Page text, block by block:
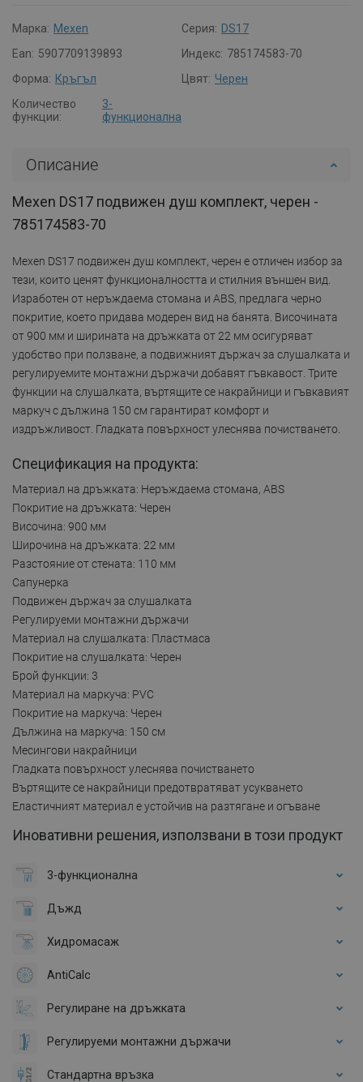
Марка: Mexen Серия: DS17
Ean: 5907709139893 Индекс: 785174583-70
Форма: Кръгъл Цвят: Черен
Количество
функции:
3-
функционална
Описание
Mexen DS17 подвижен душ комплект, черен -
785174583-70
Mexen DS17 подвижен душ комплект, черен е отличен избор за
тези, които ценят функционалността и стилния външен вид.
Изработен от неръждаема стомана и ABS, предлага черно
покритие, което придава модерен вид на банята. Височината
от 900 мм и ширината на дръжката от 22 мм осигуряват
удобство при ползване, а подвижният държач за слушалката и
регулируемите монтажни държачи добавят гъвкавост. Трите
функции на слушалката, въртящите се накрайници и гъвкавият
маркуч с дължина 150 см гарантират комфорт и
издръжливост. Гладката повърхност улеснява почистването.
Спецификация на продукта:
Материал на дръжката: Неръждаема стомана, ABS
Покритие на дръжката: Черен
Височина: 900 мм
Широчина на дръжката: 22 мм
Разстояние от стената: 110 мм
Сапунерка
Подвижен държач за слушалката
Регулируеми монтажни държачи
Материал на слушалката: Пластмаса
Покритие на слушалката: Черен
Брой функции: 3
Материал на маркуча: PVC
Покритие на маркуча: Черен
Дължина на маркуча: 150 см
Месингови накрайници
Гладката повърхност улеснява почистването
Въртящите се накрайници предотвратяват усукването
Еластичният материал е устойчив на разтягане и огъване
Иновативни решения, използвани в този продукт
3-функционална
Дъжд
Хидромасаж
AntiCalc
Регулиране на дръжката
Регулируеми монтажни държачи
Стандартна връзка